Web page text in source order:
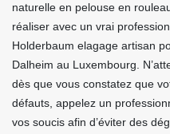
naturelle en pelouse en
réaliser avec un vrai
Holderbaum elagage artisan
Dalheim au Luxembourg.
dès que vous constatez que
défauts, appelez un
vos soucis afin d’éviter des